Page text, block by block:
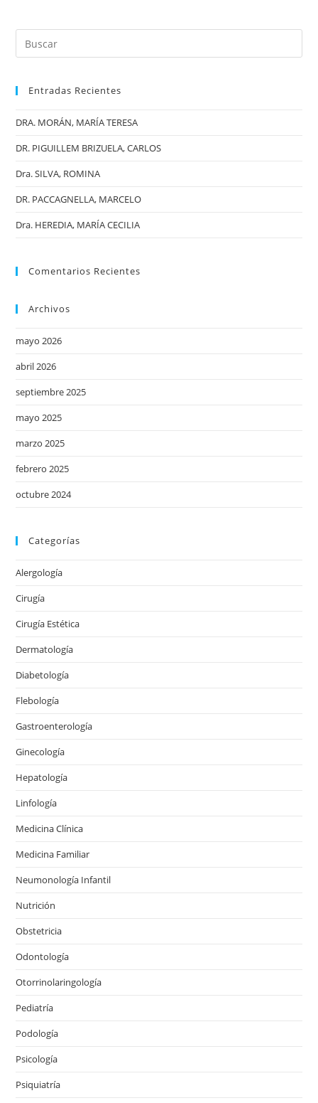
Entradas Recientes
DRA. MORÁN, MARÍA TERESA
DR. PIGUILLEM BRIZUELA, CARLOS
Dra. SILVA, ROMINA
DR. PACCAGNELLA, MARCELO
Dra. HEREDIA, MARÍA CECILIA
Comentarios Recientes
Archivos
mayo 2026
abril 2026
septiembre 2025
mayo 2025
marzo 2025
febrero 2025
octubre 2024
Categorías
Alergología
Cirugía
Cirugía Estética
Dermatología
Diabetología
Flebología
Gastroenterología
Ginecología
Hepatología
Linfología
Medicina Clínica
Medicina Familiar
Neumonología Infantil
Nutrición
Obstetricia
Odontología
Otorrinolaringología
Pediatría
Podología
Psicología
Psiquiatría